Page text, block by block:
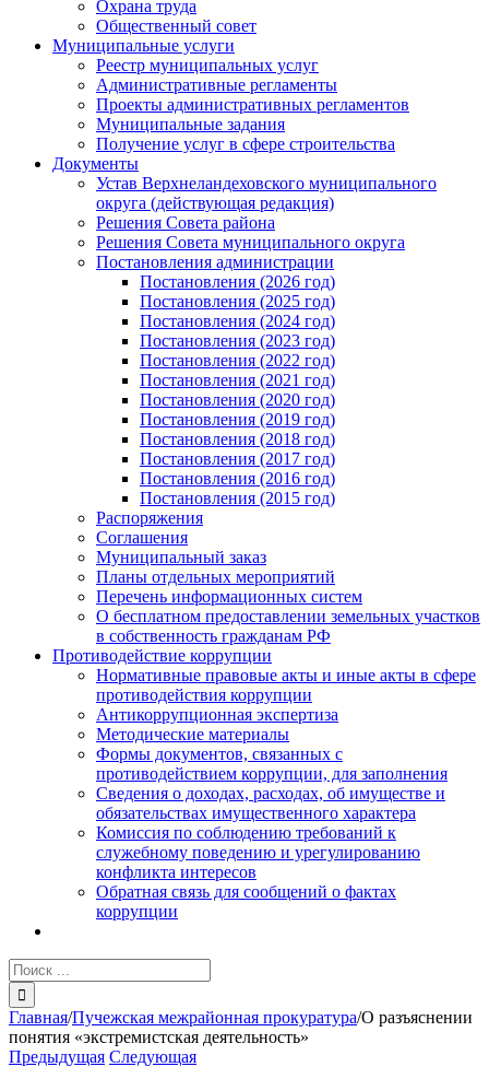
Охрана труда
Общественный совет
Муниципальные услуги
Реестр муниципальных услуг
Административные регламенты
Проекты административных регламентов
Муниципальные задания
Получение услуг в сфере строительства
Документы
Устав Верхнеландеховского муниципального
округа (действующая редакция)
Решения Совета района
Решения Совета муниципального округа
Постановления администрации
Постановления (2026 год)
Постановления (2025 год)
Постановления (2024 год)
Постановления (2023 год)
Постановления (2022 год)
Постановления (2021 год)
Постановления (2020 год)
Постановления (2019 год)
Постановления (2018 год)
Постановления (2017 год)
Постановления (2016 год)
Постановления (2015 год)
Распоряжения
Соглашения
Муниципальный заказ
Планы отдельных мероприятий
Перечень информационных систем
О бесплатном предоставлении земельных участков
в собственность гражданам РФ
Противодействие коррупции
Нормативные правовые акты и иные акты в сфере
противодействия коррупции
Антикоррупционная экспертиза
Методические материалы
Формы документов, связанных с
противодействием коррупции, для заполнения
Сведения о доходах, расходах, об имуществе и
обязательствах имущественного характера
Комиссия по соблюдению требований к
служебному поведению и урегулированию
конфликта интересов
Обратная связь для сообщений о фактах
коррупции
Результат
поиска:
Главная/Пучежская межрайонная прокуратура/О разъяснении
понятия «экстремистская деятельность»
Предыдущая Следующая